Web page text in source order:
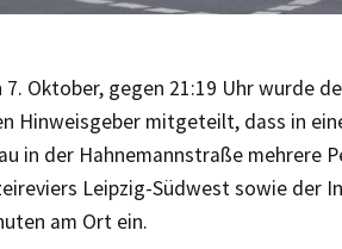
7. Oktober, gegen 21:19 Uhr wurde
Hinweisgeber mitgeteilt, dass in
in der Hahnemannstraße mehrere
Leipzig-Südwest sowie der
am Ort ein.